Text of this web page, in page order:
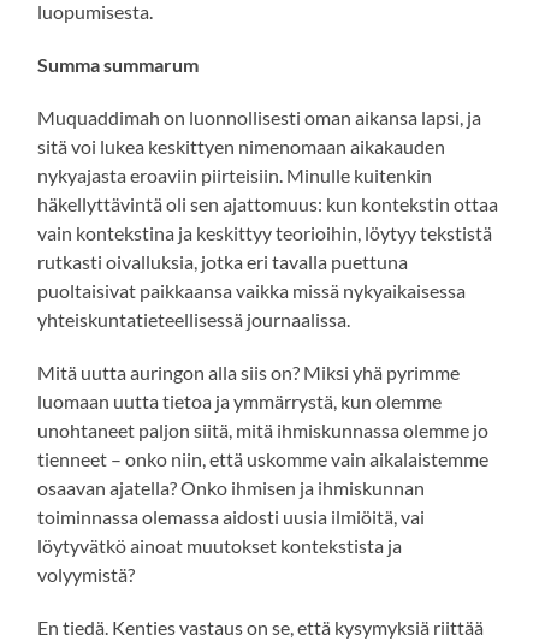
luopumisesta.
Summa summarum
Muquaddimah on luonnollisesti oman aikansa lapsi, ja
sitä voi lukea keskittyen nimenomaan aikakauden
nykyajasta eroaviin piirteisiin. Minulle kuitenkin
häkellyttävintä oli sen ajattomuus: kun kontekstin ottaa
vain kontekstina ja keskittyy teorioihin, löytyy tekstistä
rutkasti oivalluksia, jotka eri tavalla puettuna
puoltaisivat paikkaansa vaikka missä nykyaikaisessa
yhteiskuntatieteellisessä journaalissa.
Mitä uutta auringon alla siis on? Miksi yhä pyrimme
luomaan uutta tietoa ja ymmärrystä, kun olemme
unohtaneet paljon siitä, mitä ihmiskunnassa olemme jo
tienneet – onko niin, että uskomme vain aikalaistemme
osaavan ajatella? Onko ihmisen ja ihmiskunnan
toiminnassa olemassa aidosti uusia ilmiöitä, vai
löytyvätkö ainoat muutokset kontekstista ja
volyymistä?
En tiedä. Kenties vastaus on se, että kysymyksiä riittää